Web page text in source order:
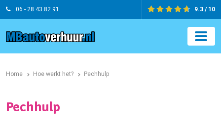
06 - 28 43 82 91 9.3 / 10
Home Hoe werkt het? Pechhulp
Pechhulp